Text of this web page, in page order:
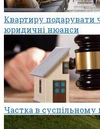
Квартиру подарувати
юридичні нюанси
Частка в